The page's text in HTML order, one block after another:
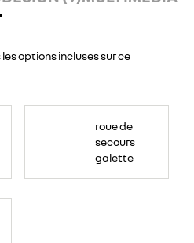
options incluses sur ce
roue de
secours
galette